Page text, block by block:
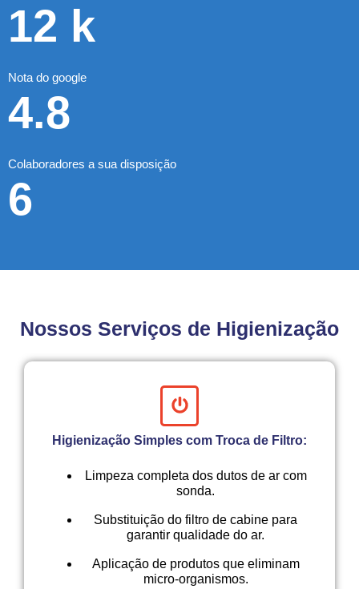
12 k
Nota do google
4.8
Colaboradores a sua disposição
6
Nossos Serviços de Higienização
Higienização Simples com Troca de Filtro:
Limpeza completa dos dutos de ar com
sonda.
Substituição do filtro de cabine para
garantir qualidade do ar.
Aplicação de produtos que eliminam
micro-organismos.